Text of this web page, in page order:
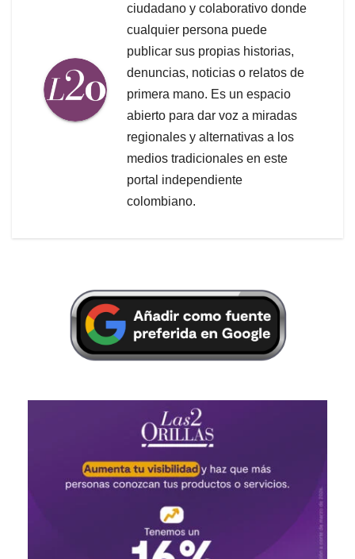
ciudadano y colaborativo donde
cualquier persona puede
publicar sus propias historias,
denuncias, noticias o relatos de
primera mano. Es un espacio
abierto para dar voz a miradas
regionales y alternativas a los
medios tradicionales en este
portal independiente
colombiano.